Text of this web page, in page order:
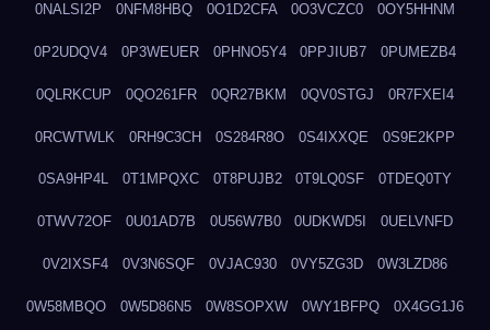
0NALSI2P 0NFM8HBQ 0O1D2CFA 0O3VCZC0 0OY5HHNM
0P2UDQV4 0P3WEUER 0PHNO5Y4 0PPJIUB7 0PUMEZB4
0QLRKCUP 0QO261FR 0QR27BKM 0QV0STGJ 0R7FXEI4
0RCWTWLK 0RH9C3CH 0S284R8O 0S4IXXQE 0S9E2KPP
0SA9HP4L 0T1MPQXC 0T8PUJB2 0T9LQ0SF 0TDEQ0TY
0TWV72OF 0U01AD7B 0U56W7B0 0UDKWD5I 0UELVNFD
0V2IXSF4 0V3N6SQF 0VJAC930 0VY5ZG3D 0W3LZD86
0W58MBQO 0W5D86N5 0W8SOPXW 0WY1BFPQ 0X4GG1J6